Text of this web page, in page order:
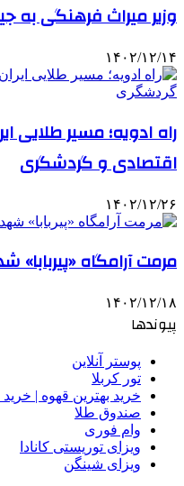
وزیر میراث فرهنگی
۱۴۰۲/۱۲/۱۴
راه ادویه؛ مسیر طلایی
اقتصادی و گردشگری
۱۴۰۲/۱۲/۲۶
مرمت آرامگاه «پیربابا»
۱۴۰۲/۱۲/۱۸
پیوندها
پوستر آنلاین
تور کربلا
خرید بهترین قهوه |
صندوق طلا
وام فوری
ویزای توریستی کانادا
ویزای شینگن